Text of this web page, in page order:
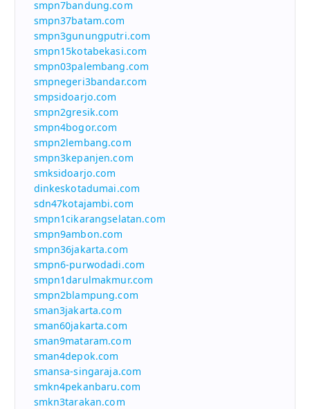
smpn7bandung.com
smpn37batam.com
smpn3gunungputri.com
smpn15kotabekasi.com
smpn03palembang.com
smpnegeri3bandar.com
smpsidoarjo.com
smpn2gresik.com
smpn4bogor.com
smpn2lembang.com
smpn3kepanjen.com
smksidoarjo.com
dinkeskotadumai.com
sdn47kotajambi.com
smpn1cikarangselatan.com
smpn9ambon.com
smpn36jakarta.com
smpn6-purwodadi.com
smpn1darulmakmur.com
smpn2blampung.com
sman3jakarta.com
sman60jakarta.com
sman9mataram.com
sman4depok.com
smansa-singaraja.com
smkn4pekanbaru.com
smkn3tarakan.com